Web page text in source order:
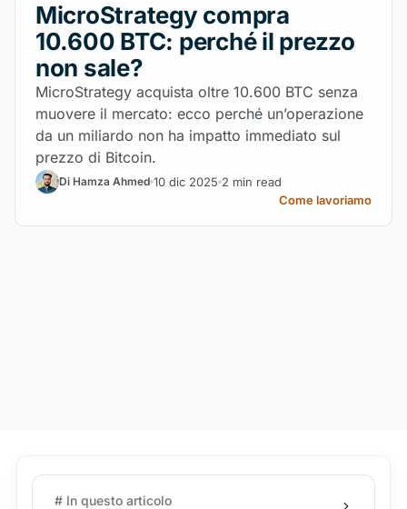
MicroStrategy compra
10.600 BTC: perché il prezzo
non sale?
MicroStrategy acquista oltre 10.600 BTC senza
muovere il mercato: ecco perché un’operazione
da un miliardo non ha impatto immediato sul
prezzo di Bitcoin.
Di Hamza Ahmed 10 dic 2025 2 min read
Come lavoriamo
# In questo articolo